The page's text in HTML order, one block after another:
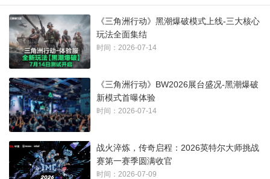
这藏得挺深的彩蛋内容不长，但分量不轻。罗伊·斯米，也就是
蜂医，在游戏设定里是个27岁的英国军医，隶属于G.T.I.欧洲分
部。平时在战场上拿激素枪救人的那个家伙，在信里对自己的
妻女说了一段话，至于那段话具体写了什么，官方没有全文公
开，但看过这段彩蛋的玩家在评论区基本统一口径：没想到能
被一个奶妈整破防。
《三角洲行动》黑潮爆破模式上线-三大核心
玩法全面集结
时间：2026-07-14
《三角洲行动》BW2026展台盛况-黑潮爆破
新模式首曝体验
时间：2026-07-14
战火淬炼，传奇启程：2026英特尔大师挑战
赛第一赛季圆满收官
时间：2026-07-09